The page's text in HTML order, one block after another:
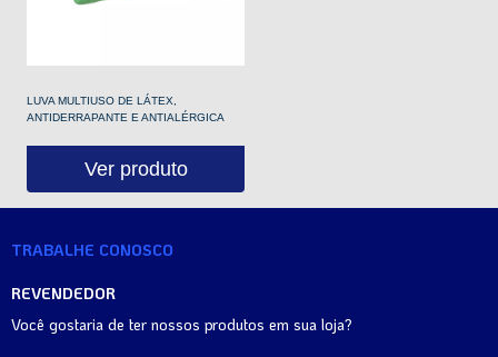
LUVA MULTIUSO DE LÁTEX,
ANTIDERRAPANTE E ANTIALÉRGICA
Ver produto
TRABALHE CONOSCO
REVENDEDOR
Você gostaria de ter nossos produtos em sua loja?